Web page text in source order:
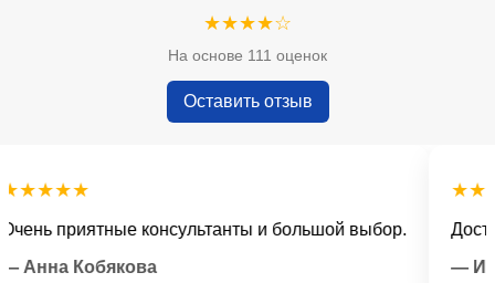
★★★★☆
На основе 111 оценок
Оставить отзыв
приятные консультанты и большой выбор.
Кобякова
— Илья